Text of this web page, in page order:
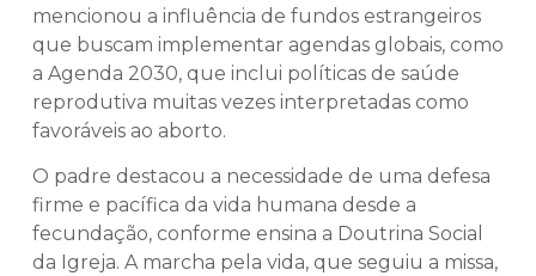
mencionou a influência de fundos estrangeiros
que buscam implementar agendas globais, como
a Agenda 2030, que inclui políticas de saúde
reprodutiva muitas vezes interpretadas como
favoráveis ao aborto.
O padre destacou a necessidade de uma defesa
firme e pacífica da vida humana desde a
fecundação, conforme ensina a Doutrina Social
da Igreja. A marcha pela vida, que seguiu a missa,